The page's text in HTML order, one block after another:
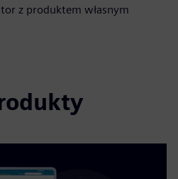
z produktem własnym